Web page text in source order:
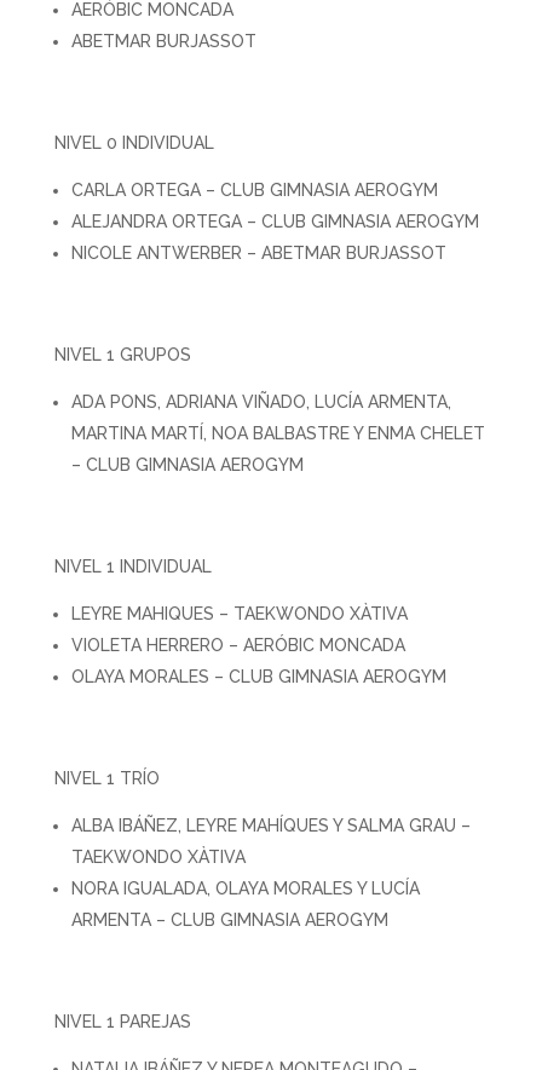
AERÓBIC MONCADA
ABETMAR BURJASSOT
NIVEL 0 INDIVIDUAL
CARLA ORTEGA – CLUB GIMNASIA AEROGYM
ALEJANDRA ORTEGA – CLUB GIMNASIA AEROGYM
NICOLE ANTWERBER – ABETMAR BURJASSOT
NIVEL 1 GRUPOS
ADA PONS, ADRIANA VIÑADO, LUCÍA ARMENTA,
MARTINA MARTÍ, NOA BALBASTRE Y ENMA CHELET
– CLUB GIMNASIA AEROGYM
NIVEL 1 INDIVIDUAL
LEYRE MAHIQUES – TAEKWONDO XÀTIVA
VIOLETA HERRERO – AERÓBIC MONCADA
OLAYA MORALES – CLUB GIMNASIA AEROGYM
NIVEL 1 TRÍO
ALBA IBÁÑEZ, LEYRE MAHÍQUES Y SALMA GRAU –
TAEKWONDO XÀTIVA
NORA IGUALADA, OLAYA MORALES Y LUCÍA
ARMENTA – CLUB GIMNASIA AEROGYM
NIVEL 1 PAREJAS